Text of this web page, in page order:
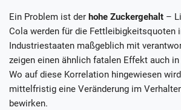
Ein Problem ist der hohe Zuckergehalt –
Cola werden für die Fettleibigkeitsquoten
Industriestaaten maßgeblich mit
zeigen einen ähnlich fatalen Effekt auch
Wo auf diese Korrelation hingewiesen
mittelfristig eine Veränderung im
bewirken.